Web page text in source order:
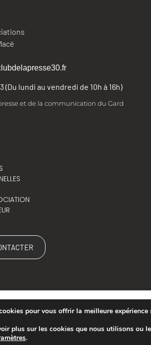
(Du lundi au vendredi de 10h à 16h)
et de la communication du Gard
pour vous offrir la meilleure expérience
plus sur les cookies que nous utilisons ou
.